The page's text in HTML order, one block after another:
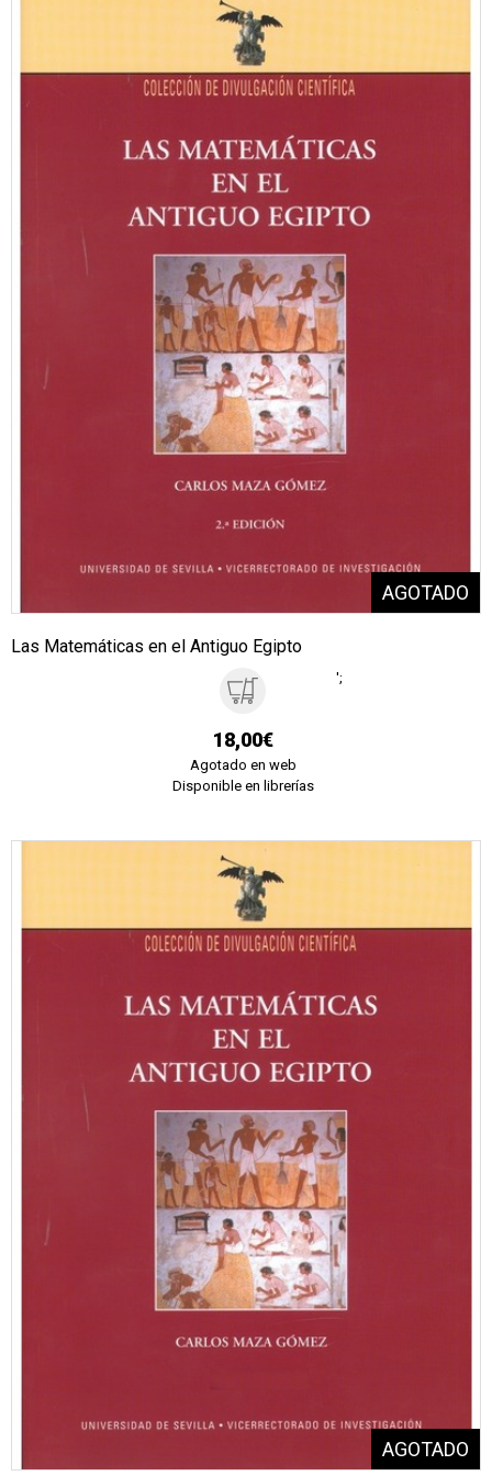
Las Matemáticas en el Antiguo Egipto
18,00€
Agotado en web
Disponible en librerías
';